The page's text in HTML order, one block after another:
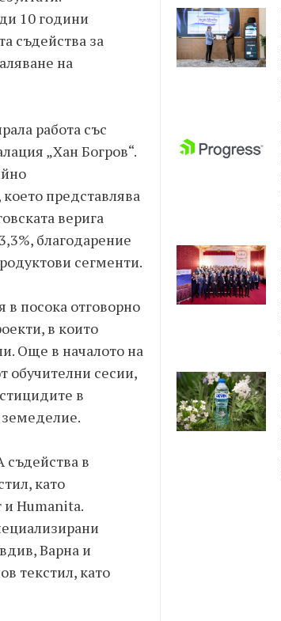
10 години
съдейства за
на
работа със
„Хан Богров“.
представлява
верига
благодарение
сегменти.
посока отговорно
в които
Още в началото на
обучителни сесии,
в
съдейства в
като
и Humanita.
Варна и
текстил, като